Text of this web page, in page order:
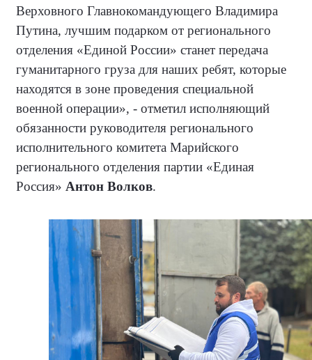
Верховного Главнокомандующего Владимира
Путина, лучшим подарком от регионального
отделения «Единой России» станет передача
гуманитарного груза для наших ребят, которые
находятся в зоне проведения специальной
военной операции», - отметил исполняющий
обязанности руководителя регионального
исполнительного комитета Марийского
регионального отделения партии «Единая
Россия» Антон Волков.